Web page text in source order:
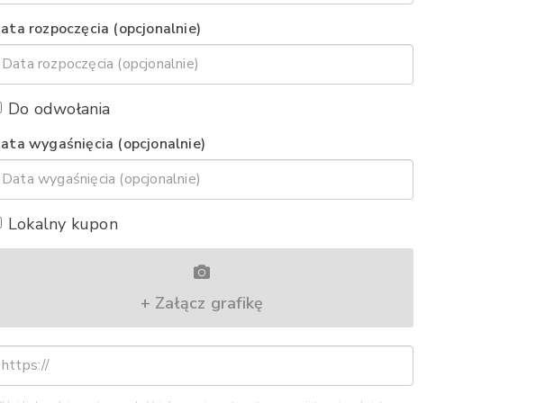
rozpoczęcia (opcjonalnie)
Do odwołania
wygaśnięcia (opcjonalnie)
Lokalny kupon
+ Załącz grafikę